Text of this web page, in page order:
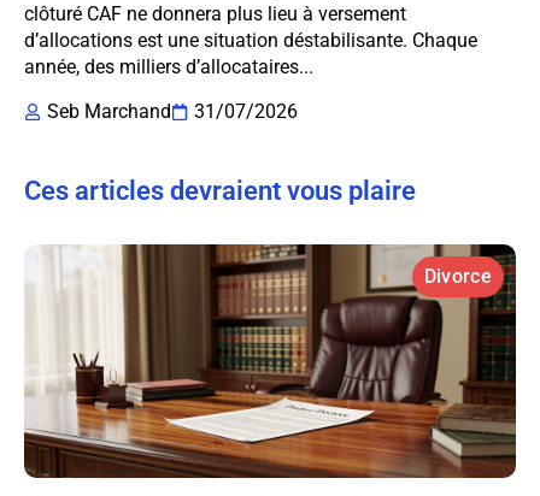
clôturé CAF ne donnera plus lieu à versement
d’allocations est une situation déstabilisante. Chaque
année, des milliers d’allocataires...
Seb Marchand
31/07/2026
Ces articles devraient vous plaire
Divorce